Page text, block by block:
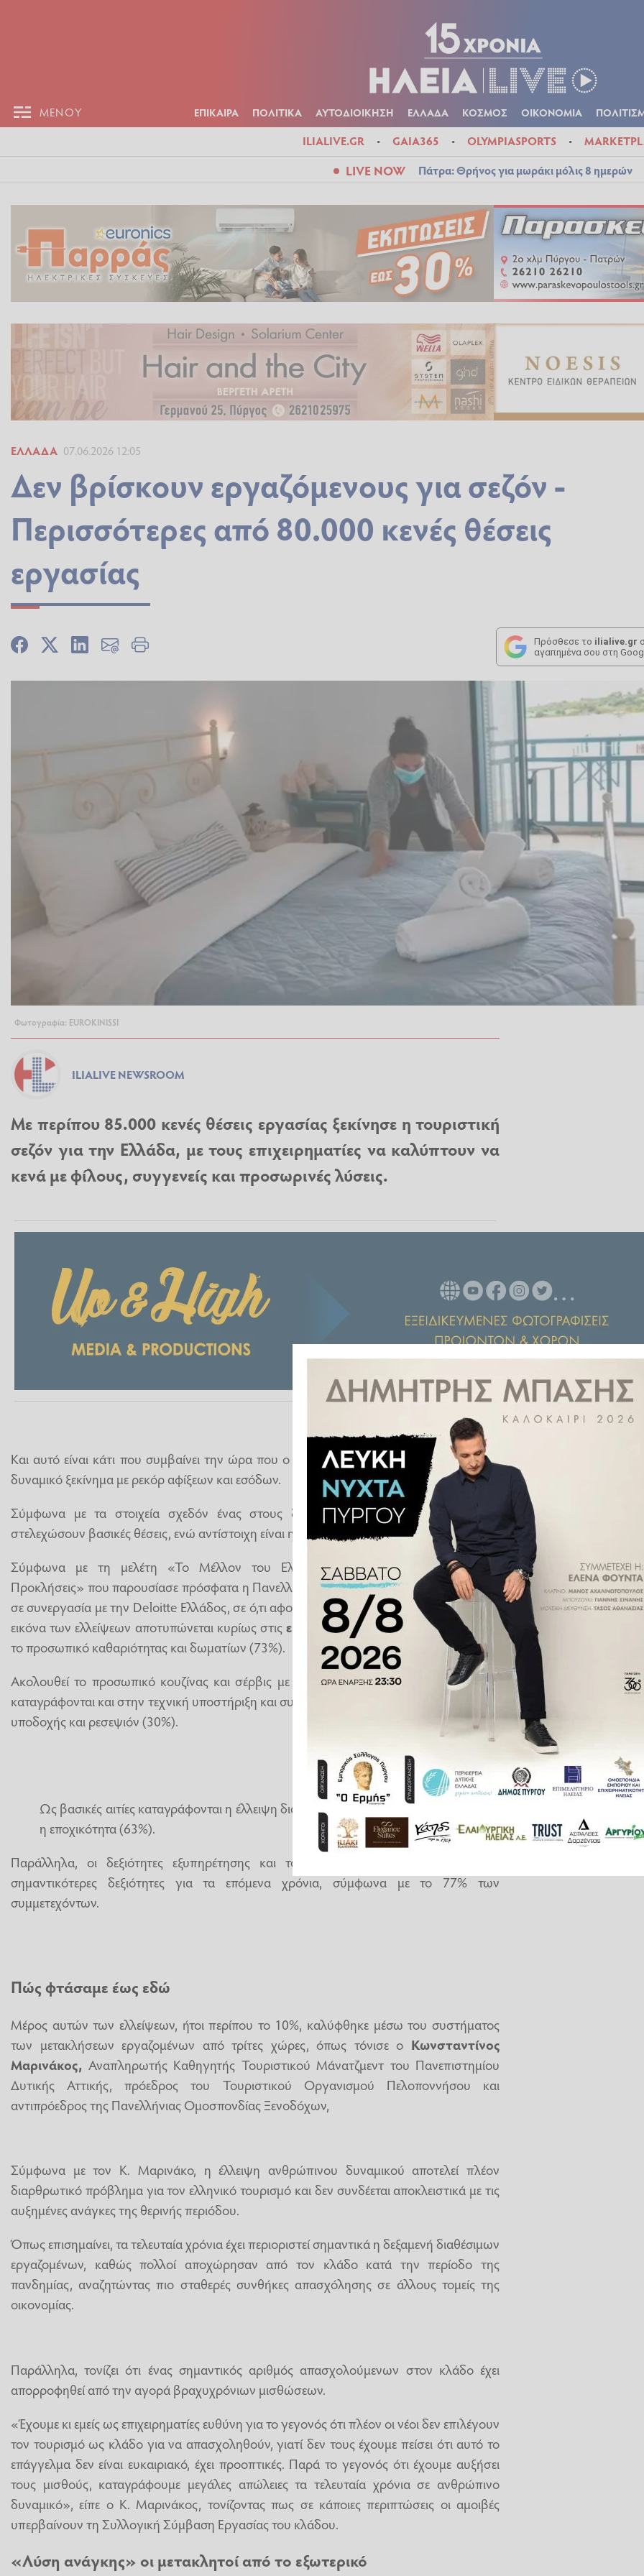
ΜΕΝΟΥ ΕΠΙΚΑΙΡΑ ΠΟΛΙΤΙΚΑ ΑΥΤΟΔΙΟΙΚΗΣΗ ΕΛΛΑΔΑ ΚΟΣΜΟΣ ΟΙΚΟΝΟΜΙΑ
ILIALIVE.GR GAIA365 OLYMPIASPORTS
LIVE NOW Πάτρα: Θρήνος για μωράκι μόλις 8 ημερών
ΕΛΛΆΔΑ 07.06.2026 12:05
Δεν βρίσκουν εργαζόμενους για σεζόν -
Περισσότερες από 80.000 κενές θέσεις
εργασίας
Πρόσθεσε το ilialive.gr
αγαπημένα σου στη
Φωτογραφία: EUROKINISSI
ILIALIVE NEWSROOM
Με περίπου 85.000 κενές θέσεις εργασίας ξεκίνησε η τουριστική
σεζόν για την Ελλάδα, με τους επιχειρηματίες να καλύπτουν να
κενά με φίλους, συγγενείς και προσωρινές λύσεις.
Και αυτό είναι κάτι που συμβαίνει την ώρα που ο ελληνικός τουρισμός καταγράφει νέο
δυναμικό ξεκίνημα με ρεκόρ αφίξεων και εσόδων.
Σύμφωνα με τα στοιχεία σχεδόν ένας στους δύο ξενοδόχους δυσκολεύονται να
στελεχώσουν βασικές θέσεις, ενώ αντίστοιχη είναι η εικόνα και στην εστίαση.
Σύμφωνα με τη μελέτη «Το Μέλλον του Ελληνικού Ξενοδοχείου: Ευκαιρίες &
Προκλήσεις» που παρουσίασε πρόσφατα η Πανελλήνια Ομοσπονδία Ξενοδόχων (ΠΟΞ),
σε συνεργασία με την Deloitte Ελλάδος, σε ό,τι αφορά αμιγώς τον ξενοδοχειακό κλάδο, η
εικόνα των ελλείψεων αποτυπώνεται κυρίως στιςειδικότητες πρώτης γραμμής, όπως
το προσωπικό καθαριότητας και δωματίων (73%).
Ακολουθεί το προσωπικό κουζίνας και σέρβις με ποσοστό 64%, ενώ υψηλά ποσοστά
καταγράφονται και στην τεχνική υποστήριξη και συντήρηση (41%) καθώς και στις θέσεις
υποδοχής και ρεσεψιόν (30%).
Ως βασικές αιτίες καταγράφονται η έλλειψη διαθέσιμου προσωπικού (67%) και
η εποχικότητα (63%).
Παράλληλα, οι δεξιότητες εξυπηρέτησης και τα soft skills αναδεικνύονται ως οι
σημαντικότερες δεξιότητες για τα επόμενα χρόνια, σύμφωνα με το 77% των
συμμετεχόντων.
Πώς φτάσαμε έως εδώ
Μέρος αυτών των ελλείψεων, ήτοι περίπου το 10%, καλύφθηκε μέσω του συστήματος
των μετακλήσεων εργαζομένων από τρίτες χώρες, όπως τόνισε ο Κωνσταντίνος
Μαρινάκος, Αναπληρωτής Καθηγητής Τουριστικού Μάνατζμεντ του Πανεπιστημίου
Δυτικής Αττικής, πρόεδρος του Τουριστικού Οργανισμού Πελοποννήσου και
αντιπρόεδρος της Πανελλήνιας Ομοσπονδίας Ξενοδόχων,
Σύμφωνα με τον Κ. Μαρινάκο, η έλλειψη ανθρώπινου δυναμικού αποτελεί πλέον
διαρθρωτικό πρόβλημα για τον ελληνικό τουρισμό και δεν συνδέεται αποκλειστικά με τις
αυξημένες ανάγκες της θερινής περιόδου.
Όπως επισημαίνει, τα τελευταία χρόνια έχει περιοριστεί σημαντικά η δεξαμενή διαθέσιμων
εργαζομένων, καθώς πολλοί αποχώρησαν από τον κλάδο κατά την περίοδο της
πανδημίας, αναζητώντας πιο σταθερές συνθήκες απασχόλησης σε άλλους τομείς της
οικονομίας.
Παράλληλα, τονίζει ότι ένας σημαντικός αριθμός απασχολούμενων στον κλάδο έχει
απορροφηθεί από την αγορά βραχυχρόνιων μισθώσεων.
«Έχουμε κι εμείς ως επιχειρηματίες ευθύνη για το γεγονός ότι πλέον οι νέοι δεν επιλέγουν
τον τουρισμό ως κλάδο για να απασχοληθούν, γιατί δεν τους έχουμε πείσει ότι αυτό το
επάγγελμα δεν είναι ευκαιριακό, έχει προοπτικές. Παρά το γεγονός ότι έχουμε αυξήσει
τους μισθούς, καταγράφουμε μεγάλες απώλειες τα τελευταία χρόνια σε ανθρώπινο
δυναμικό», είπε ο Κ. Μαρινάκος, τονίζοντας πως σε κάποιες περιπτώσεις οι αμοιβές
υπερβαίνουν τη Συλλογική Σύμβαση Εργασίας του κλάδου.
«Λύση ανάγκης» οι μετακλητοί από το εξωτερικό